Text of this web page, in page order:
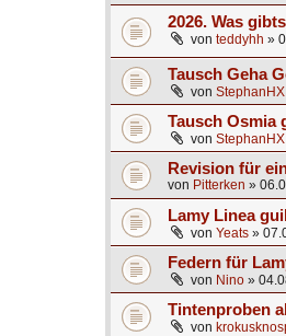
2026. Was
von teddyhh »
Tausch Geha
von StephanHX
Tausch Osmia
von StephanHX
Revision für
von Pitterken »
Lamy Linea
von Yeats »
Federn für
von Nino »
Tintenproben
von